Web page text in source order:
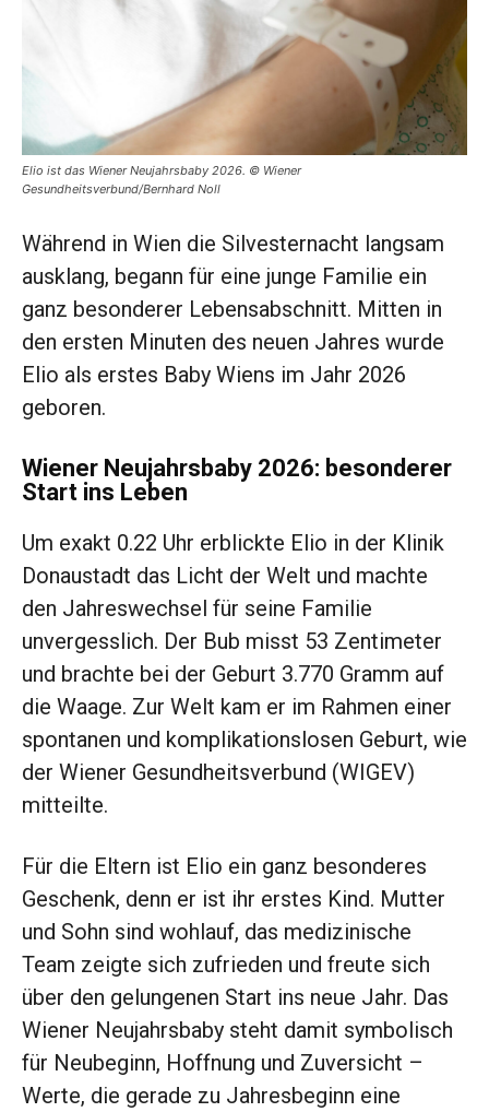
Elio ist das Wiener Neujahrsbaby 2026. © Wiener
Gesundheitsverbund/Bernhard Noll
Während in Wien die Silvesternacht langsam
ausklang, begann für eine junge Familie ein
ganz besonderer Lebensabschnitt. Mitten in
den ersten Minuten des neuen Jahres wurde
Elio als erstes Baby Wiens im Jahr 2026
geboren.
Wiener Neujahrsbaby 2026: besonderer
Start ins Leben
Um exakt 0.22 Uhr erblickte Elio in der Klinik
Donaustadt das Licht der Welt und machte
den Jahreswechsel für seine Familie
unvergesslich. Der Bub misst 53 Zentimeter
und brachte bei der Geburt 3.770 Gramm auf
die Waage. Zur Welt kam er im Rahmen einer
spontanen und komplikationslosen Geburt, wie
der Wiener Gesundheitsverbund (WIGEV)
mitteilte.
Für die Eltern ist Elio ein ganz besonderes
Geschenk, denn er ist ihr erstes Kind. Mutter
und Sohn sind wohlauf, das medizinische
Team zeigte sich zufrieden und freute sich
über den gelungenen Start ins neue Jahr. Das
Wiener Neujahrsbaby steht damit symbolisch
für Neubeginn, Hoffnung und Zuversicht –
Werte, die gerade zu Jahresbeginn eine